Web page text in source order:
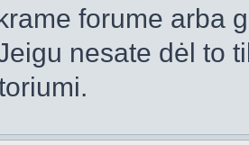
forume arba
nesate dėl to